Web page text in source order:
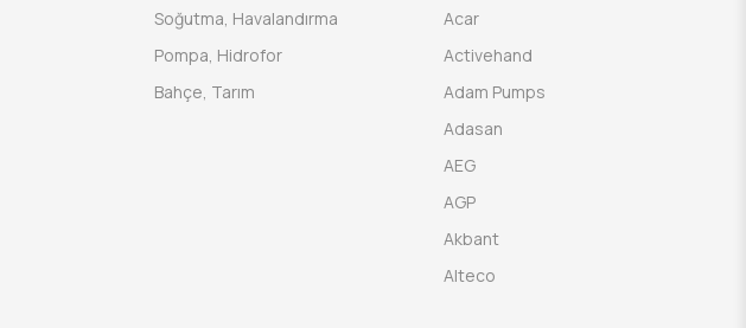
Soğutma, Havalandırma
Pompa, Hidrofor
Bahçe, Tarım
Acar
Activehand
Adam Pumps
Adasan
AEG
AGP
Akbant
Alteco